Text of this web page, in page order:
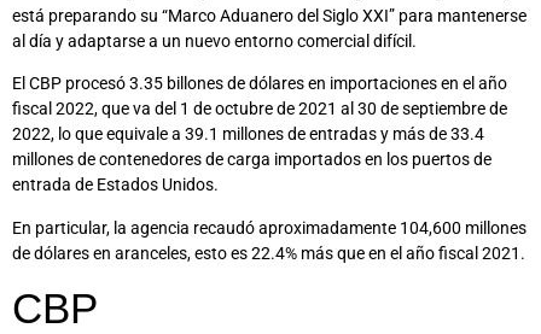
está preparando su “Marco Aduanero del Siglo XXI” para mantenerse
al día y adaptarse a un nuevo entorno comercial difícil.
El CBP procesó 3.35 billones de dólares en importaciones en el año
fiscal 2022, que va del 1 de octubre de 2021 al 30 de septiembre de
2022, lo que equivale a 39.1 millones de entradas y más de 33.4
millones de contenedores de carga importados en los puertos de
entrada de Estados Unidos.
En particular, la agencia recaudó aproximadamente 104,600 millones
de dólares en aranceles, esto es 22.4% más que en el año fiscal 2021.
CBP